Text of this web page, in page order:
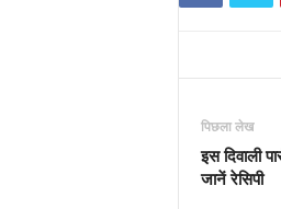
पिछला लेख
इस दिवाली
जानें रेसिपी